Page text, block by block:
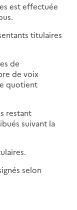
est effectuée
titulaires
de
de voix
quotient
restant
suivant la
selon